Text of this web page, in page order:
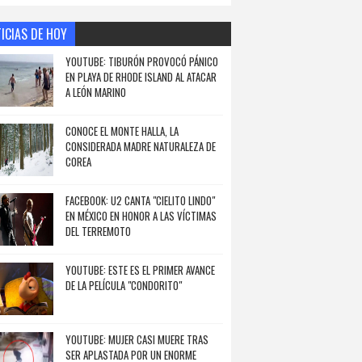
DE HOY
YOUTUBE: TIBURÓN PROVOCÓ PÁNICO
EN PLAYA DE RHODE ISLAND AL ATACAR
A LEÓN MARINO
CONOCE EL MONTE HALLA, LA
CONSIDERADA MADRE NATURALEZA DE
COREA
FACEBOOK: U2 CANTA "CIELITO LINDO"
EN MÉXICO EN HONOR A LAS VÍCTIMAS
DEL TERREMOTO
YOUTUBE: ESTE ES EL PRIMER AVANCE
DE LA PELÍCULA "CONDORITO"
YOUTUBE: MUJER CASI MUERE TRAS
SER APLASTADA POR UN ENORME